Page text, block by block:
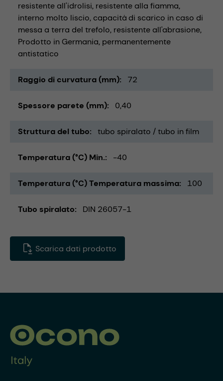
resistente all'idrolisi resistente alla fiamma
interno molto liscio capacità di scarico in caso di
messa a terra del trefolo resistente all'abrasione
Prodotto in Germania permanentemente
antistatico
Raggio di curvatura (mm) 72
Spessore parete (mm) 0,40
Struttura del tubo tubo spiralato / tubo in film
Temperatura (°C) Min. -40
Temperatura (°C) Temperatura massima 100
Tubo spiralato DIN 26057-1
Scarica dati prodotto